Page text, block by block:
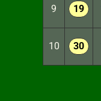
9 19
10 30